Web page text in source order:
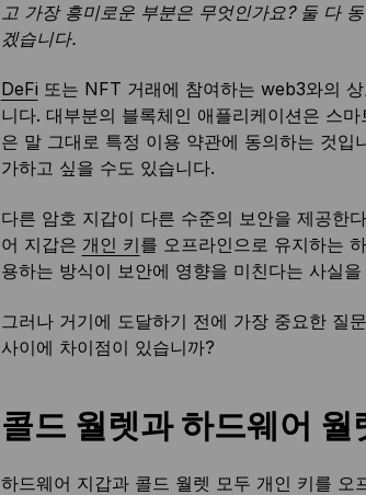
고 가장 흥미로운 부분은 무엇인가요? 둘 다
겠습니다.
DeFi 또는 NFT 거래에 참여하는 web3와의
니다. 대부분의 블록체인 애플리케이션은 스
은 말 그대로 특정 이용 약관에 동의하는 것
가하고 싶을 수도 있습니다.
다른 암호 지갑이 다른 수준의 보안을 제공한
어 지갑은 개인 키를 오프라인으로 유지하는
용하는 방식이 보안에 영향을 미친다는 사실
그러나 거기에 도달하기 전에 가장 중요한 질
사이에 차이점이 있습니까?
콜드 월렛과 하드웨어
하드웨어 지갑과 콜드 월렛 모두 개인 키를 오